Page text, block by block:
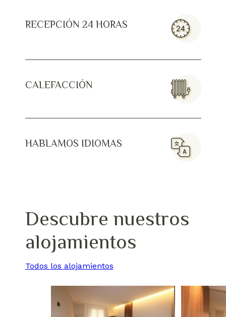
RECEPCIÓN 24 HORAS
CALEFACCIÓN
HABLAMOS IDIOMAS
Descubre nuestros
alojamientos
Todos los alojamientos